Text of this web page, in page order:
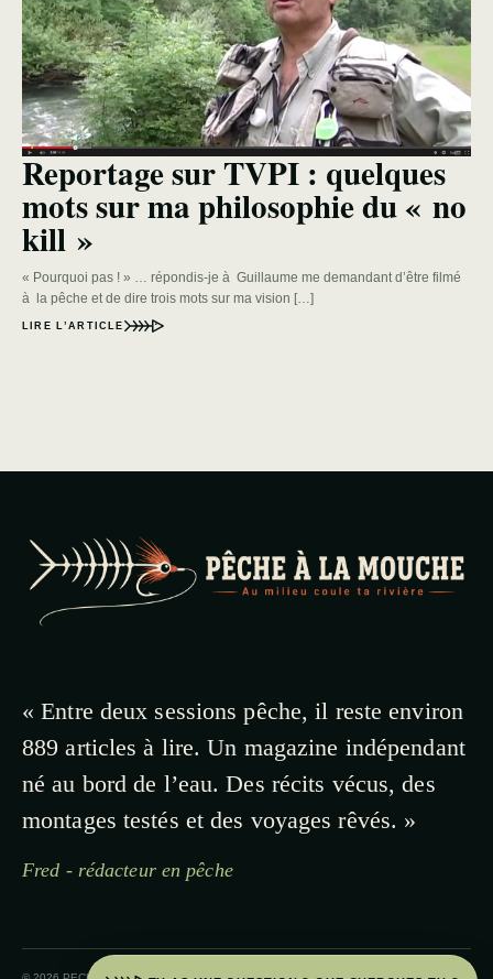
Reportage sur TVPI : quelques
mots sur ma philosophie du « no
kill »
« Pourquoi pas ! » … répondis-je à Guillaume me demandant d’être filmé
à la pêche et de dire trois mots sur ma vision […]
LIRE L’ARTICLE
« Entre deux sessions pêche, il reste environ
889 articles à lire. Un magazine indépendant
né au bord de l’eau. Des récits vécus, des
montages testés et des voyages rêvés. »
Fred - rédacteur en pêche